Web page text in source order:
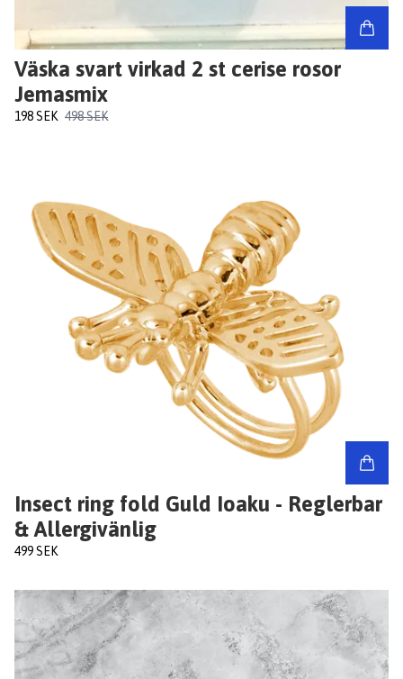
Väska svart virkad 2 st cerise rosor
Jemasmix
198 SEK 498 SEK
Insect ring fold Guld Ioaku - Reglerbar
& Allergivänlig
499 SEK